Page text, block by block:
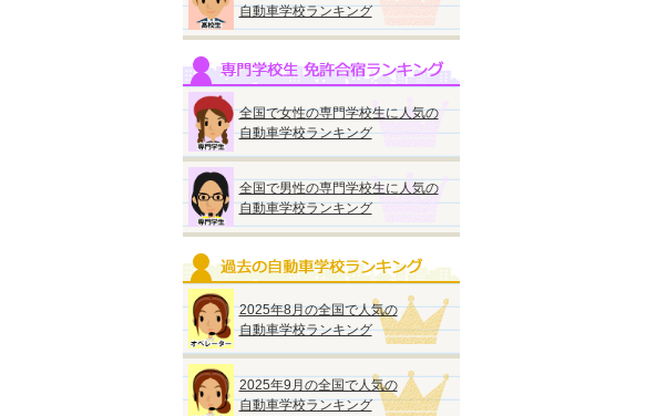
自動車学校ランキング
全国で女性の専門学校生に人気の
自動車学校ランキング
全国で男性の専門学校生に人気の
自動車学校ランキング
2025年8月の全国で人気の
自動車学校ランキング
2025年9月の全国で人気の
自動車学校ランキング